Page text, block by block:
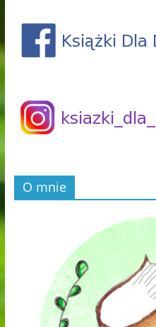
O mnie